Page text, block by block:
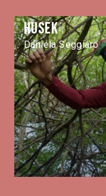
Husek
Daniela Seggiaro